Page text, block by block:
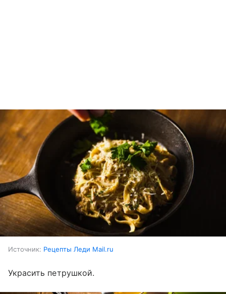
Источник: Рецепты Леди Mail.ru
Украсить петрушкой.